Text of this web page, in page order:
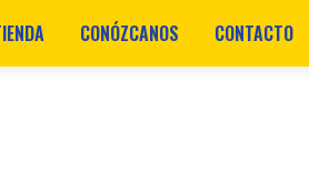
CONÓZCANOS CONTACTO